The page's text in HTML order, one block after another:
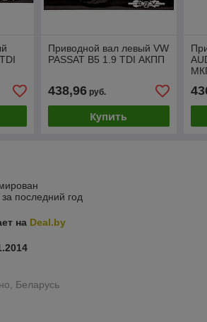
Приводной вал левый VW
PASSAT B5 1.9 TDI АКПП
438,96руб.
Купить
последний год
на Deal.by
Беларусь